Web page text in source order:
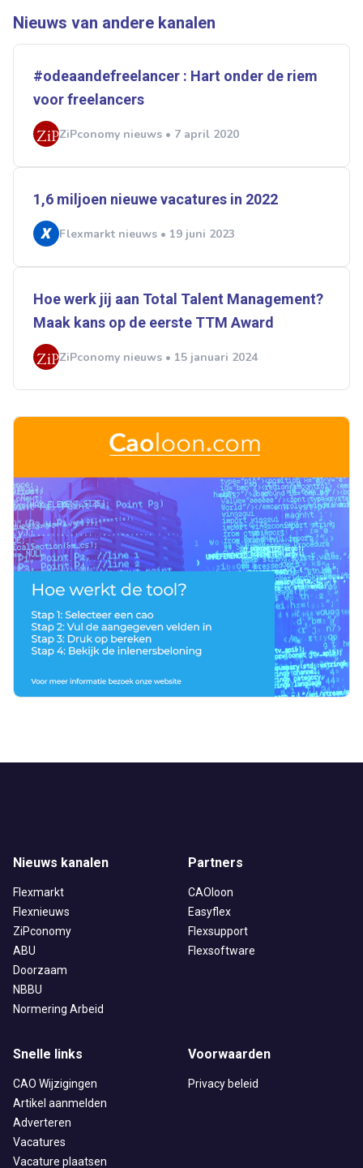
Nieuws van andere kanalen
#odeaandefreelancer : Hart onder de riem
voor freelancers
ZiPconomy nieuws • 7 april 2020
1,6 miljoen nieuwe vacatures in 2022
Flexmarkt nieuws • 19 juni 2023
Hoe werk jij aan Total Talent Management?
Maak kans op de eerste TTM Award
ZiPconomy nieuws • 15 januari 2024
Nieuws kanalen
Flexmarkt
Flexnieuws
ZiPconomy
ABU
Doorzaam
NBBU
Normering Arbeid
Partners
CAOloon
Easyflex
Flexsupport
Flexsoftware
Snelle links
CAO Wijzigingen
Artikel aanmelden
Adverteren
Vacatures
Vacature plaatsen
Voorwaarden
Privacy beleid